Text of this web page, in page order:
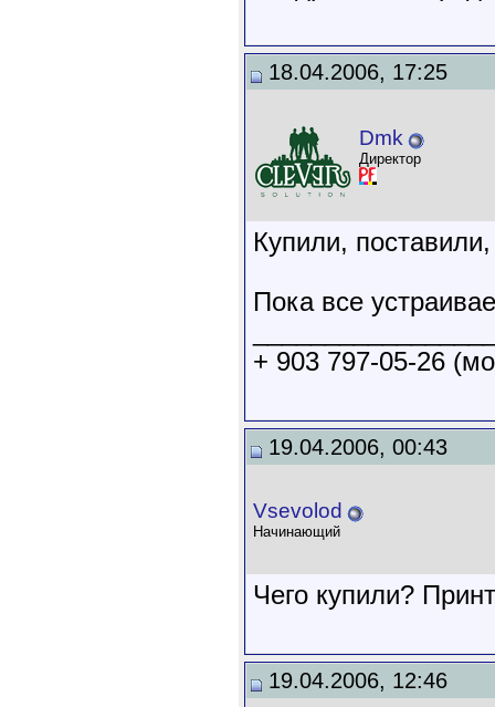
18.04.2006, 17:25
Dmk
Директор
Купили,
Пока все
+ 903 797-05-26
19.04.2006, 00:43
Vsevolod
Начинающий
Чего купили?
19.04.2006, 12:46